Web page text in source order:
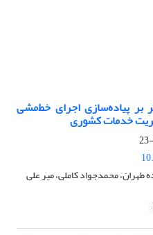
بر پیاده‌سازی اجرای خط‌مشی
خدمات کشوری
طهران، محمدجواد کاملی، میر علی